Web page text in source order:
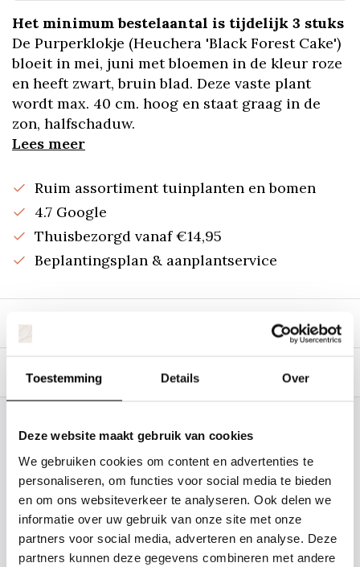
Toestemming Details Over
Deze website maakt gebruik van cookies
We gebruiken cookies om content en advertenties te
personaliseren, om functies voor social media te bieden
en om ons websiteverkeer te analyseren. Ook delen we
informatie over uw gebruik van onze site met onze
partners voor social media, adverteren en analyse. Deze
partners kunnen deze gegevens combineren met andere
Het minimum bestelaantal is tijdelijk 3 stuks
De Purperklokje (Heuchera 'Black Forest Cake')
bloeit in mei, juni met bloemen in de kleur roze
en heeft zwart, bruin blad. Deze vaste plant
wordt max. 40 cm. hoog en staat graag in de
zon, halfschaduw.
Lees meer
Ruim assortiment tuinplanten en bomen
4.7 Google
Thuisbezorgd vanaf €14,95
Beplantingsplan & aanplantservice
Beschrijving
Specificaties
Staat uw plantsoort of maat er niet
tussen? Laat het ons weten, dan
gaan we voor u kijken. Stuur ons
de plantnaam, hoogte, stamdikte en
vorm. Wilt u weten hoe uw plant of
boom er ongeveer eruit ziet? We